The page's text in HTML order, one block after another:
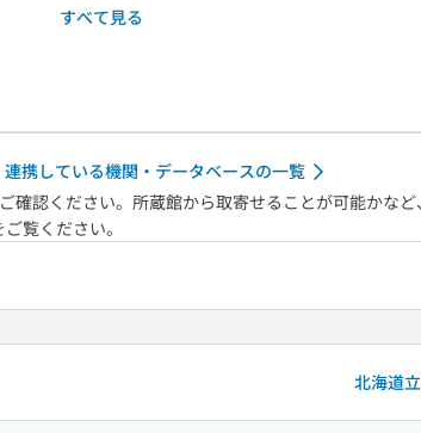
すべて見る
連携している機関・データベースの一覧
確認ください。所蔵館から取寄せることが可能かなど
ご覧ください。
北海道